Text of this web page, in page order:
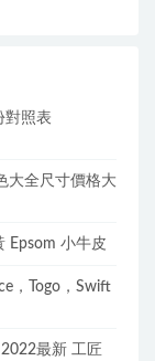
對照表
大全尺寸價格大
Epsom 小牛皮
，Togo，Swift
最新 工匠